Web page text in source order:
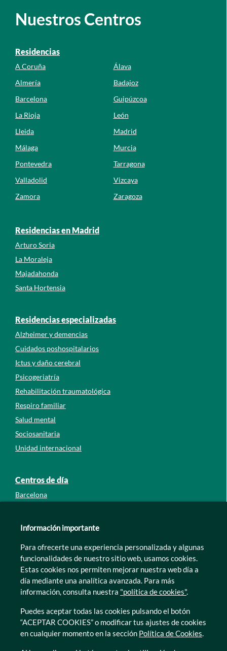
Nuestros Centros
Residencias
A Coruña
Álava
Almería
Badajoz
Barcelona
Guipúzcoa
La Rioja
León
Lleida
Madrid
Málaga
Murcia
Pontevedra
Tarragona
Valladolid
Vizcaya
Zamora
Zaragoza
Residencias en Madrid
Arturo Soria
La Moraleja
Majadahonda
Santa Hortensia
Residencias especializadas
Alzheimer y demencias
Cuidados poshospitalarios
Ictus y daño cerebral
Psicogeriatría
Rehabilitación traumatológica
Respiro familiar
Salud mental
Sociosanitaria
Unidad internacional
Centros de día
Barcelona
León
Murcia
Tarragona
Zamora
Información importante
Para ofrecerte una experiencia personalizada y algunas
funcionalidades de nuestro sitio web, usamos cookies.
Estas cookies nos permiten mejorar nuestra web día a
día mediante una analítica avanzada. Para más
información, consulta nuestra "política de cookies".
Puedes aceptar todas las cookies pulsando el botón
“ACEPTAR COOKIES” o modificar tus ajustes de cookies
en cualquier momento en la sección Política de Cookies.